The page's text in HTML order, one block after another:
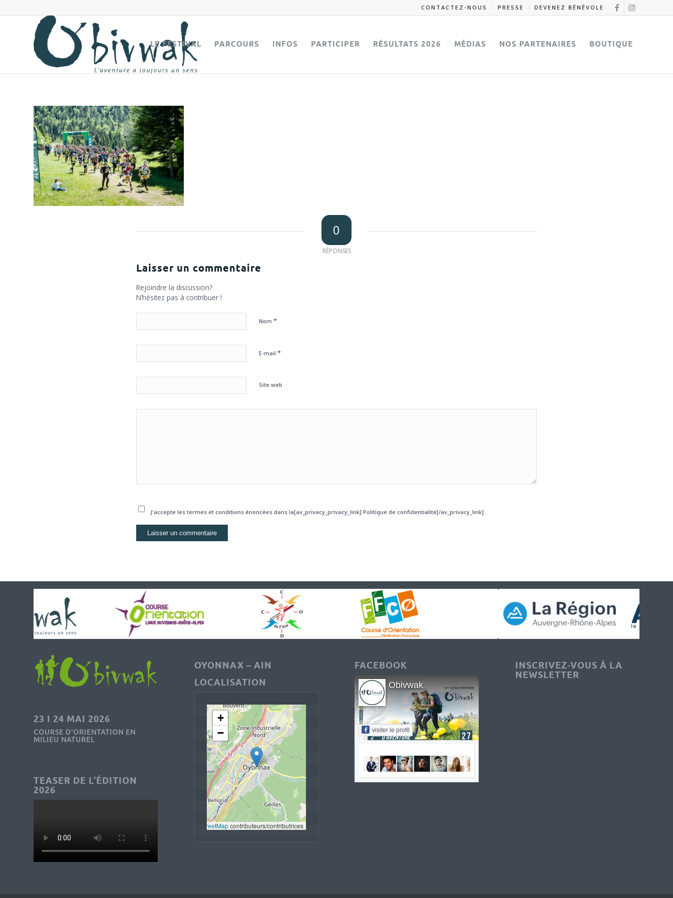
CONTACTEZ-NOUS PRESSE DEVENEZ BÉNÉVOLE
LE FESTIVAL PARCOURS INFOS PARTICIPER RÉSULTATS 2026 MÉDIAS NOS PARTENAIRES BOUTIQUE
0
RÉPONSES
Laisser un commentaire
Rejoindre la discussion?
N’hésitez pas à contribuer !
Nom *
E-mail *
Site web
J'accepte les termes et conditions énoncées dans la[av_privacy_privacy_link] Politique de confidentialité[/av_privacy_link].
23 I 24 MAI 2026
COURSE D’ORIENTATION EN
MILIEU NATUREL
TEASER DE L’ÉDITION
2026
OYONNAX – AIN
LOCALISATION
+
−
OpenStreetMap contributeurs/contributrices
FACEBOOK
Obivwak
visiter le profil
INSCRIVEZ-VOUS À LA
NEWSLETTER